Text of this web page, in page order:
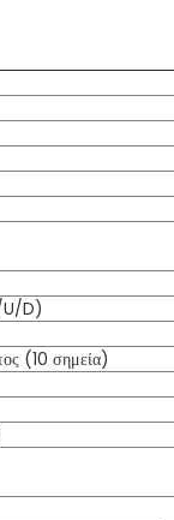
D)
(10 σημεία)